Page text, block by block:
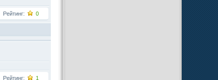
Рейтинг: 0
Рейтинг: 1